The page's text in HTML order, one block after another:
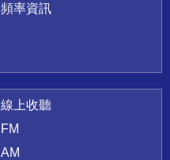
頻率資訊
線上收聽
FM
AM